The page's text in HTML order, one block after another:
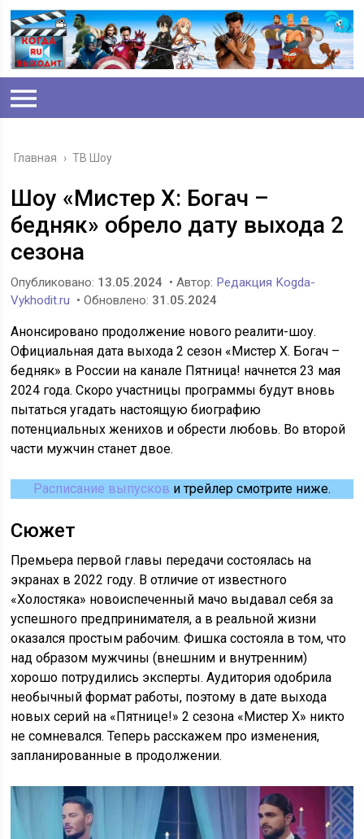
Главная › ТВ Шоу
Шоу «Мистер Х: Богач –
бедняк» обрело дату выхода 2
сезона
Опубликовано: 13.05.2024 • Автор: Редакция Kogda-
Vykhodit.ru • Обновлено: 31.05.2024
Анонсировано продолжение нового реалити-шоу.
Официальная дата выхода 2 сезон «Мистер Х. Богач –
бедняк» в России на канале Пятница! начнется 23 мая
2024 года. Скоро участницы программы будут вновь
пытаться угадать настоящую биографию
потенциальных женихов и обрести любовь. Во второй
части мужчин станет двое.
Расписание выпусков и трейлер смотрите ниже.
Сюжет
Премьера первой главы передачи состоялась на
экранах в 2022 году. В отличие от известного
«Холостяка» новоиспеченный мачо выдавал себя за
успешного предпринимателя, а в реальной жизни
оказался простым рабочим. Фишка состояла в том, что
над образом мужчины (внешним и внутренним)
хорошо потрудились эксперты. Аудитория одобрила
необычный формат работы, поэтому в дате выхода
новых серий на «Пятнице!» 2 сезона «Мистер Х» никто
не сомневался. Теперь расскажем про изменения,
запланированные в продолжении.